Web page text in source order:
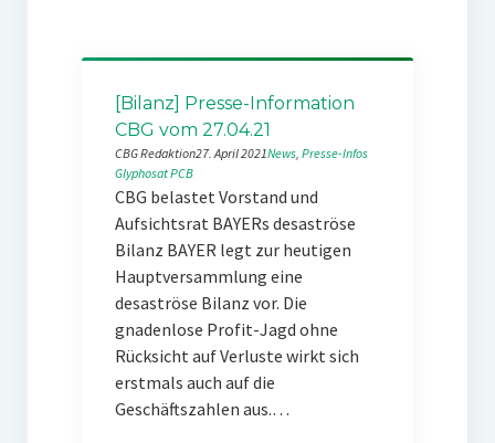
[Bilanz] Presse-Information
CBG vom 27.04.21
CBG Redaktion27. April 2021News, Presse-Infos
GlyphosatPCB
CBG belastet Vorstand und
Aufsichtsrat BAYERs desaströse
Bilanz BAYER legt zur heutigen
Hauptversammlung eine
desaströse Bilanz vor. Die
gnadenlose Profit-Jagd ohne
Rücksicht auf Verluste wirkt sich
erstmals auch auf die
Geschäftszahlen aus.…